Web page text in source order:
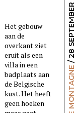
/ 28 SEPTEMBER 2018
Het gebouw
aan de
overkant ziet
eruit als een
villa in een
badplaats aan
de Belgische
kust. Het heeft
geen hoeken